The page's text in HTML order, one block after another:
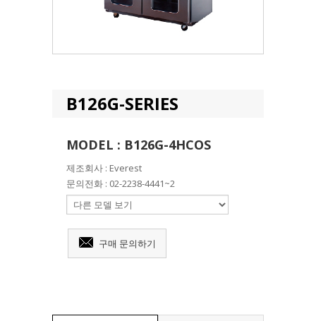
B126G-SERIES
MODEL : B126G-4HCOS
제조회사 : Everest
문의전화 : 02-2238-4441~2
구매 문의하기